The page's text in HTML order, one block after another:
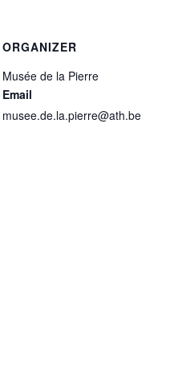
ORGANIZER
Musée de la Pierre
Email
musee.de.la.pierre@ath.be